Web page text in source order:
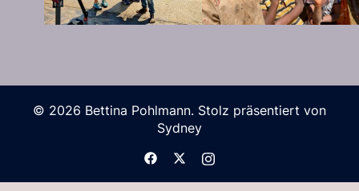
© 2026 Bettina Pohlmann. Stolz präsentiert von
Sydney